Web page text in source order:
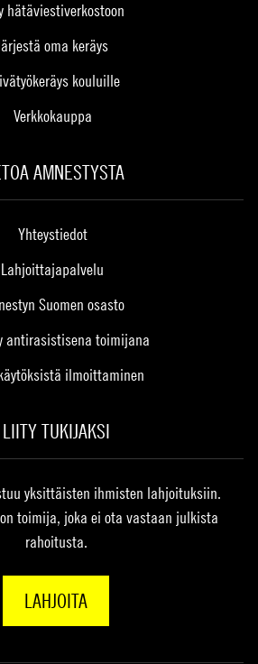
hätäviestiverkostoon
oma keräys
kouluille
Verkkokauppa
AMNESTYSTA
Yhteystiedot
Lahjoittajapalvelu
Suomen osasto
antirasistisena toimijana
ilmoittaminen
LIITY TUKIJAKSI
yksittäisten ihmisten lahjoituksiin.
toimija, joka ei ota vastaan julkista
rahoitusta.
LAHJOITA